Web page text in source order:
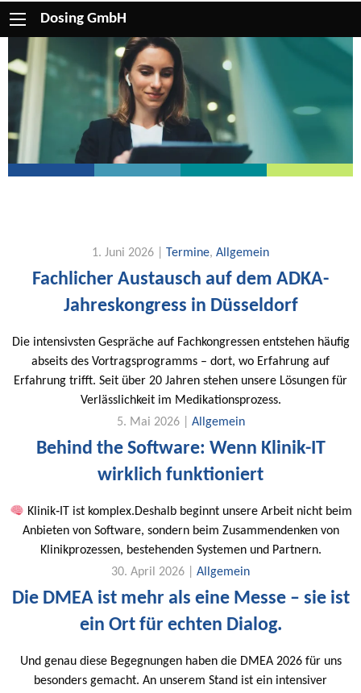
Dosing GmbH
1. Juni 2026 | Termine, Allgemein
Fachlicher Austausch auf dem ADKA-
Jahreskongress in Düsseldorf
Die intensivsten Gespräche auf Fachkongressen entstehen häufig
abseits des Vortragsprogramms – dort, wo Erfahrung auf
Erfahrung trifft. Seit über 20 Jahren stehen unsere Lösungen für
Verlässlichkeit im Medikationsprozess.
5. Mai 2026 | Allgemein
Behind the Software: Wenn Klinik-IT
wirklich funktioniert
Klinik‑IT ist komplex.Deshalb beginnt unsere Arbeit nicht beim
Anbieten von Software, sondern beim Zusammendenken von
Klinikprozessen, bestehenden Systemen und Partnern.
30. April 2026 | Allgemein
Die DMEA ist mehr als eine Messe – sie ist
ein Ort für echten Dialog.
Und genau diese Begegnungen haben die DMEA 2026 für uns
besonders gemacht. An unserem Stand ist ein intensiver